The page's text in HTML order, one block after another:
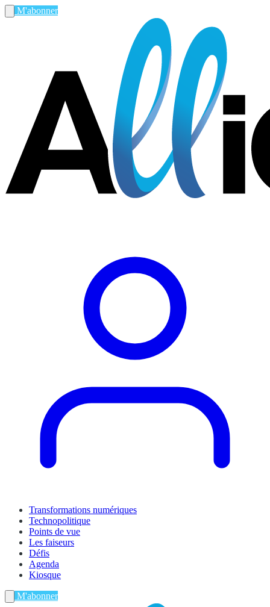
M'abonner
Transformations numériques
Technopolitique
Points de vue
Les faiseurs
Défis
Agenda
Kiosque
M'abonner